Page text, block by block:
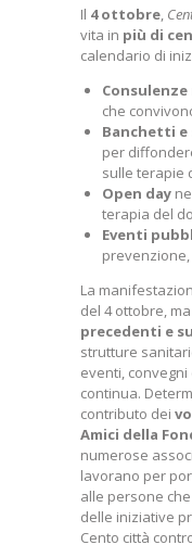
Il 4 ottobre,
vita in più di
calendario di
che
Banchetti
per
sulle terapie
Open day
terapia del
Eventi
La
del 4 ottobre,
precedenti e
strutture
eventi,
continua.
contributo dei
Amici della
numerose
lavorano per
alle persone
delle iniziative
Cento città